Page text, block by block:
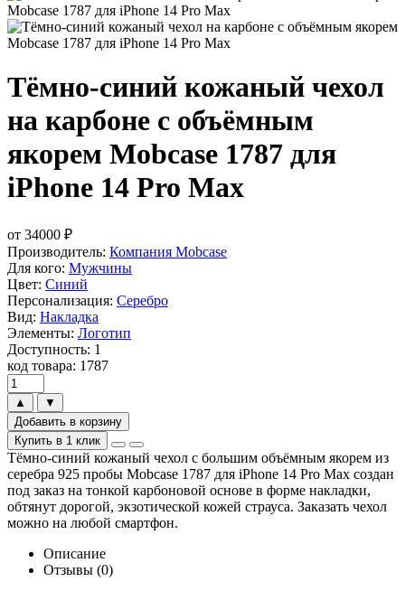
Тёмно-синий кожаный чехол
на карбоне с объёмным
якорем Mobcase 1787 для
iPhone 14 Pro Max
от 34000 ₽
Производитель: Компания Mobcase
Для кого: Мужчины
Цвет: Синий
Персонализация: Серебро
Вид: Накладка
Элементы: Логотип
Доступность: 1
код товара: 1787
▲
▼
Добавить в корзину
Купить в 1 клик
Тёмно-синий кожаный чехол с большим объёмным якорем из
серебра 925 пробы Mobcase 1787 для iPhone 14 Pro Max создан
под заказ на тонкой карбоновой основе в форме накладки,
обтянут дорогой, экзотической кожей страуса. Заказать чехол
можно на любой смартфон.
Описание
Отзывы (0)